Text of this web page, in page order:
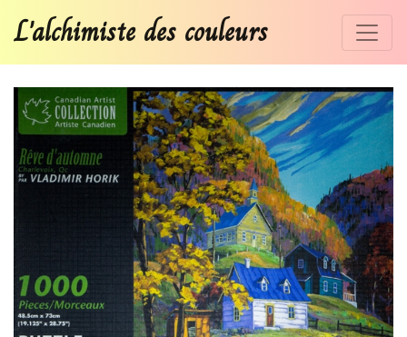
L'alchimiste des couleurs